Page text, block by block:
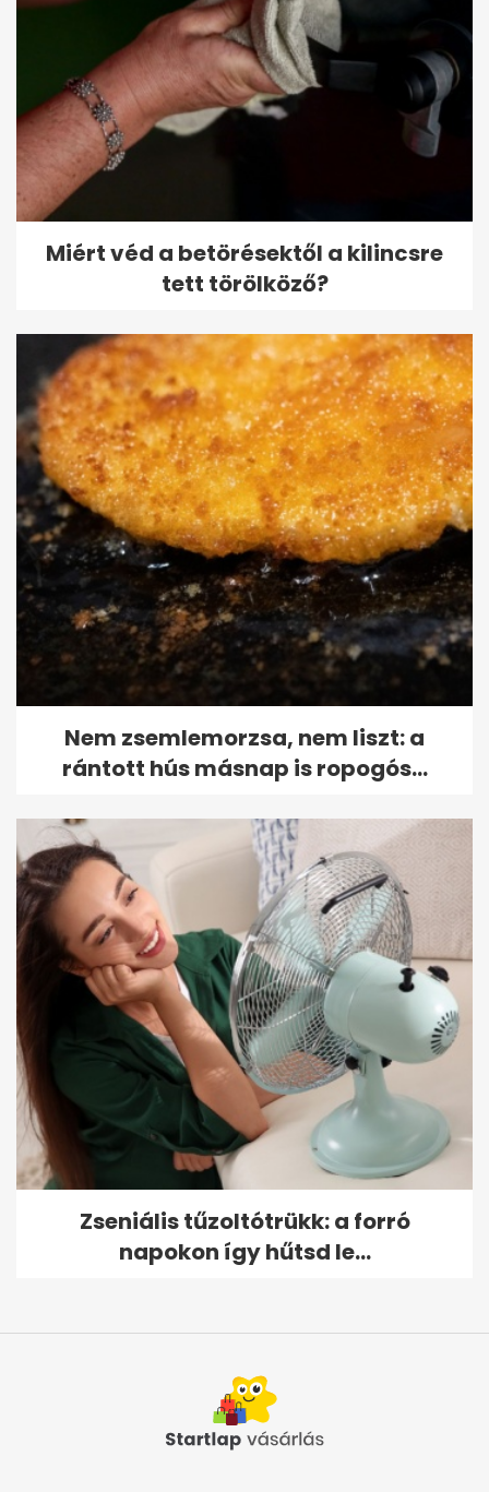
Miért véd a betörésektől a kilincsre
tett törölköző?
Nem zsemlemorzsa, nem liszt: a
rántott hús másnap is ropogós...
Zseniális tűzoltótrükk: a forró
napokon így hűtsd le...